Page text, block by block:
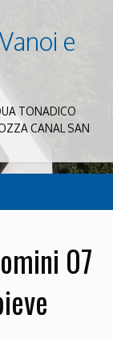
e
TONADICO
CANAL SAN
07